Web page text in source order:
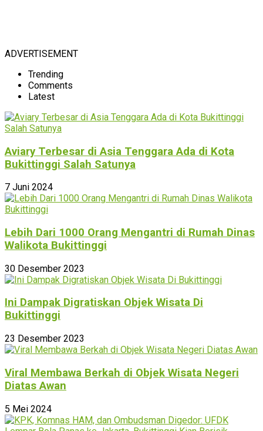
ADVERTISEMENT
Trending
Comments
Latest
Aviary Terbesar di Asia Tenggara Ada di Kota
Bukittinggi Salah Satunya
7 Juni 2024
Lebih Dari 1000 Orang Mengantri di Rumah Dinas
Walikota Bukittinggi
30 Desember 2023
Ini Dampak Digratiskan Objek Wisata Di
Bukittinggi
23 Desember 2023
Viral Membawa Berkah di Objek Wisata Negeri
Diatas Awan
5 Mei 2024